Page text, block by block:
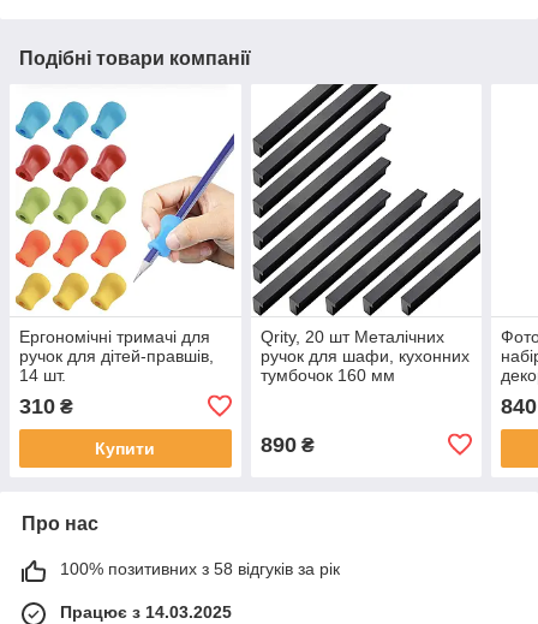
Подібні товари компанії
Ергономічні тримачі для
ручок для дітей-правшів,
14 шт.
310 ₴
Купити
Qrity, 20 шт Металічних
ручок для шафи, кухонних
тумбочок 160 мм
890₴
840
Про нас
100% позитивних з 58 відгуків за рік
Працює з 14.03.2025